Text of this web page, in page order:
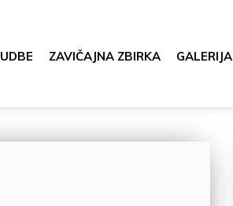
ZAVIČAJNA ZBIRKA GALERIJA